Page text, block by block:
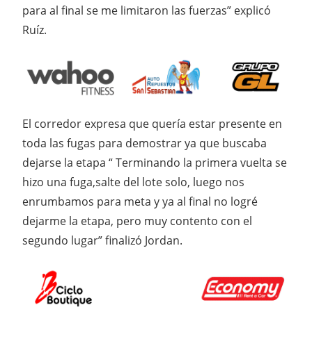
para al final se me limitaron las fuerzas” explicó
Ruíz.
El corredor expresa que quería estar presente en
toda las fugas para demostrar ya que buscaba
dejarse la etapa “ Terminando la primera vuelta se
hizo una fuga,salte del lote solo, luego nos
enrumbamos para meta y ya al final no logré
dejarme la etapa, pero muy contento con el
segundo lugar” finalizó Jordan.